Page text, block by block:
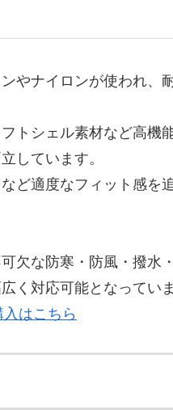
やナイロンが使われ、
トシェル素材など高機
しています。
ど適度なフィット感を
欠な防寒・防風・撥水
く対応可能となっていま
はこちら